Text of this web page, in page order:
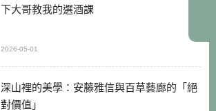
下大哥教我的選酒課
2026-05-01
深山裡的美學：安藤雅信與百草藝廊的「絕
對價值」